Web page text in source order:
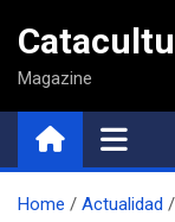
contenido
Magazine
Home
Actualidad